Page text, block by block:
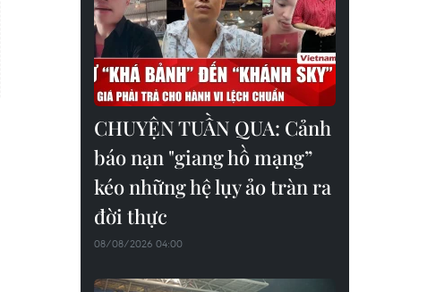
CHUYỆN TUẦN QUA: Cảnh
báo nạn "giang hồ mạng”
kéo những hệ lụy ảo tràn ra
đời thực
08/08/2026 04:00